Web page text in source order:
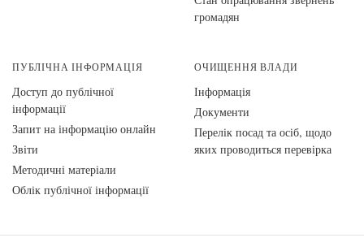
громадян
ПУБЛІЧНА ІНФОРМАЦІЯ
Доступ до публічної
інформації
Запит на інформацію онлайн
Звіти
Методичні матеріали
Облік публічної інформації
ОЧИЩЕННЯ ВЛАДИ
Інформація
Документи
Перелік посад та осіб, щодо
яких проводиться перевірка